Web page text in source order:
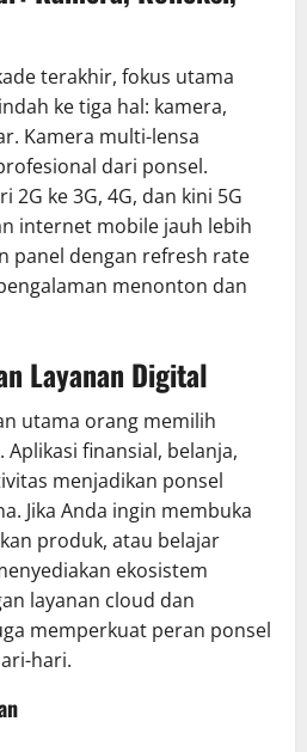
terakhir, fokus utama
ke tiga hal: kamera,
Kamera multi-lensa
dari ponsel.
2G ke 3G, 4G, dan kini 5G
internet mobile jauh lebih
panel dengan refresh rate
menonton dan
Layanan Digital
utama orang memilih
finansial, belanja,
menjadikan ponsel
Jika Anda ingin membuka
produk, atau belajar
ekosistem
layanan cloud dan
memperkuat peran ponsel
hari.